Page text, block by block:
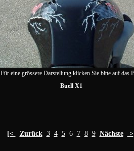
Für eine grössere Darstellung klicken Sie bitte auf das
Buell X1
[< Zurück 3 4 56 7 8 9 Nächste